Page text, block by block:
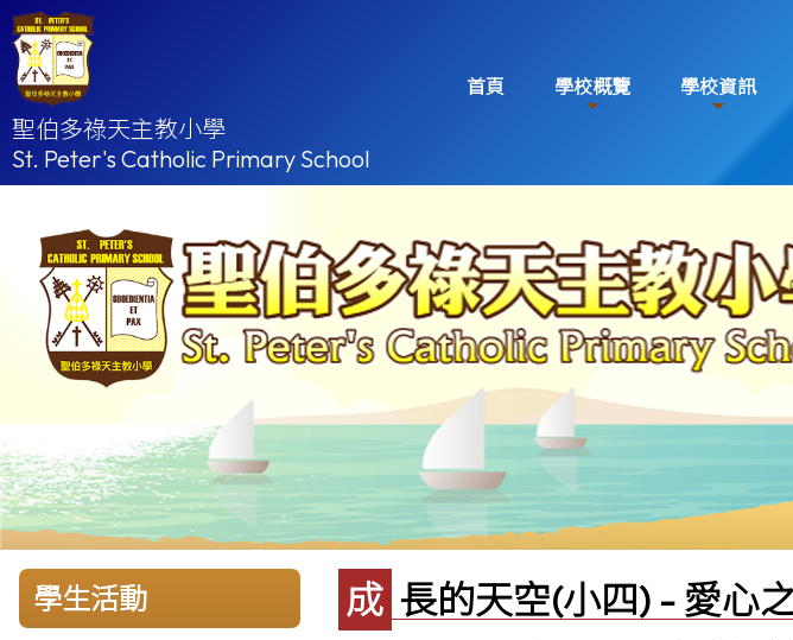
聖伯多祿天主教小學
St. Peter's Catholic Primary School
首頁 學校概覽 學校資訊
學生活動 成長的天空(小四) - 愛心